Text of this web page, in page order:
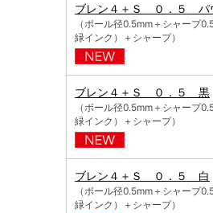
ブレン４＋Ｓ ０．５ パ
（ボール径0.5mm＋シャープ
緑インク）＋シャープ）
ブレン４＋Ｓ ０．５ 黒
（ボール径0.5mm＋シャープ
緑インク）＋シャープ）
ブレン４＋Ｓ ０．５ 白
（ボール径0.5mm＋シャープ
緑インク）＋シャープ）